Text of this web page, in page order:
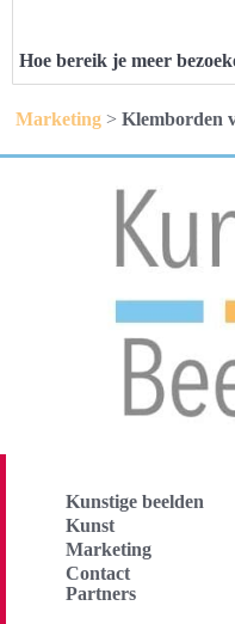
Hoe bereik je meer
Marketing > Klemborden
Kunstige beelden
Kunst
Marketing
Contact
Partners